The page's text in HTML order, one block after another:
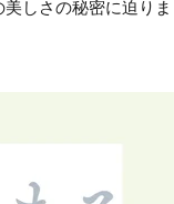
しさの秘密に迫りま